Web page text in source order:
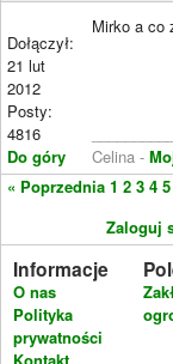
Dołączył:
21 lut
2012
Posty:
4816
Do góry
Mirko a co
Celina -
« Poprzednia 1 2 3 4 5
Zaloguj
Informacje
O nas
Polityka
prywatności